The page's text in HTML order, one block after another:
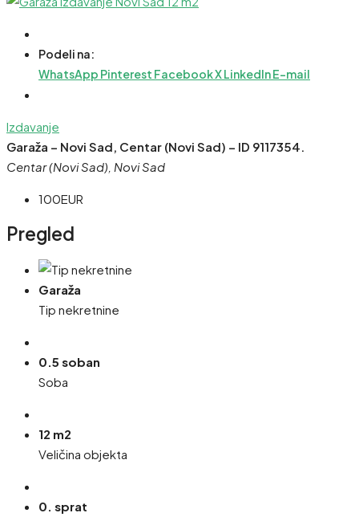
Podeli na:
WhatsApp Pinterest FacebookXLinkedInE-mail
Izdavanje
Garaža – Novi Sad, Centar (Novi Sad) – ID 9117354.
Centar (Novi Sad), Novi Sad
100EUR
Pregled
Garaža
Tip nekretnine
0.5 soban
Soba
12 m2
Veličina objekta
0. sprat